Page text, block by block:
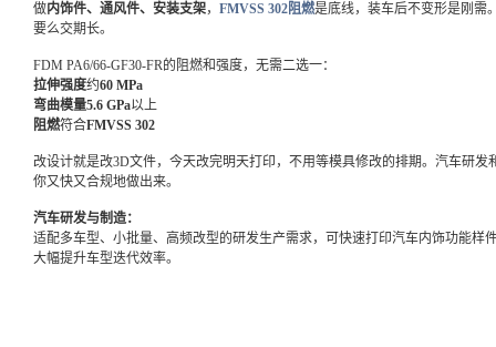
做内饰件、通风件、安装支架， FMVSS 302阻燃是底线，装车后不变形是刚需
要么交期长。
FDM PA6/66-GF30-FR的阻燃和强度，无需二选一：
拉伸强度约60 MPa
弯曲模量5.6 GPa以上
阻燃符合FMVSS 302
改设计就是改3D文件，今天改完明天打印，不用等模具修改的排期。汽车研发
你又快又合规地做出来。
汽车研发与制造：
适配多车型、小批量、高频改型的研发生产需求，可快速打印汽车内饰功能样
大幅提升车型迭代效率。